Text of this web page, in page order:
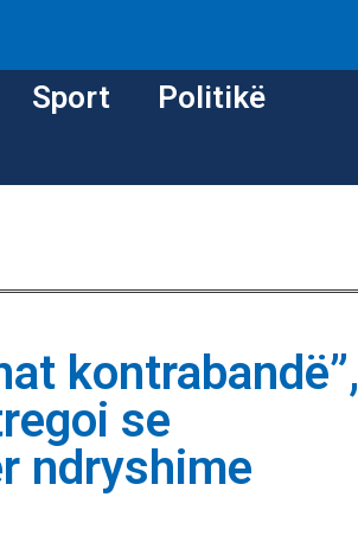
Sport Politikë
kontrabandë”,
se
ndryshime